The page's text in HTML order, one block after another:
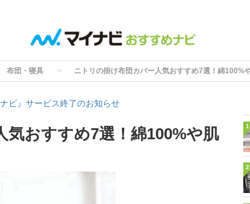
布団・寝具 ニトリの掛け布団カバー人気おすすめ7選！綿100%
ビ』サービス終了のお知らせ
おすすめ7選！綿100%や肌
1
2